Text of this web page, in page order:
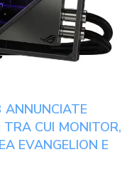
TRA CUI MONITOR,
EVANGELION E